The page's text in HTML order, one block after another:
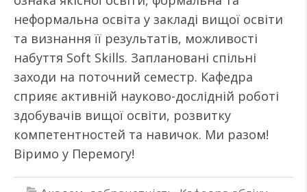
неформальна освіта у закладі вищої освіти
та визнання її результатів, можливості
набуття Soft Skills. Заплановані спільні
заходи на поточний семестр. Кафедра
сприяє активній науково-дослідній роботі
здобувачів вищої освіти, розвитку
компетентностей та навичок. Ми разом!
Віримо у Перемогу!